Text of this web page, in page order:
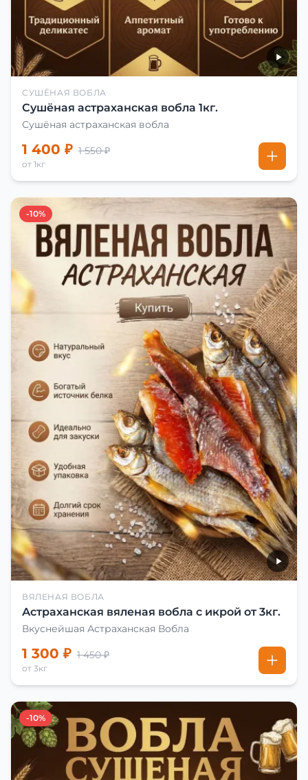
СУШЁНАЯ ВОБЛА
Сушёная астраханская вобла 1кг.
Сушёная астраханская вобла
1 400 ₽ 1 550 ₽
от 1кг
-10%
ВЯЛЕНАЯ ВОБЛА
Астраханская вяленая вобла с икрой от 3кг.
Вкуснейшая Астраханская Вобла
1 300 ₽ 1 450 ₽
от 3кг
-10%